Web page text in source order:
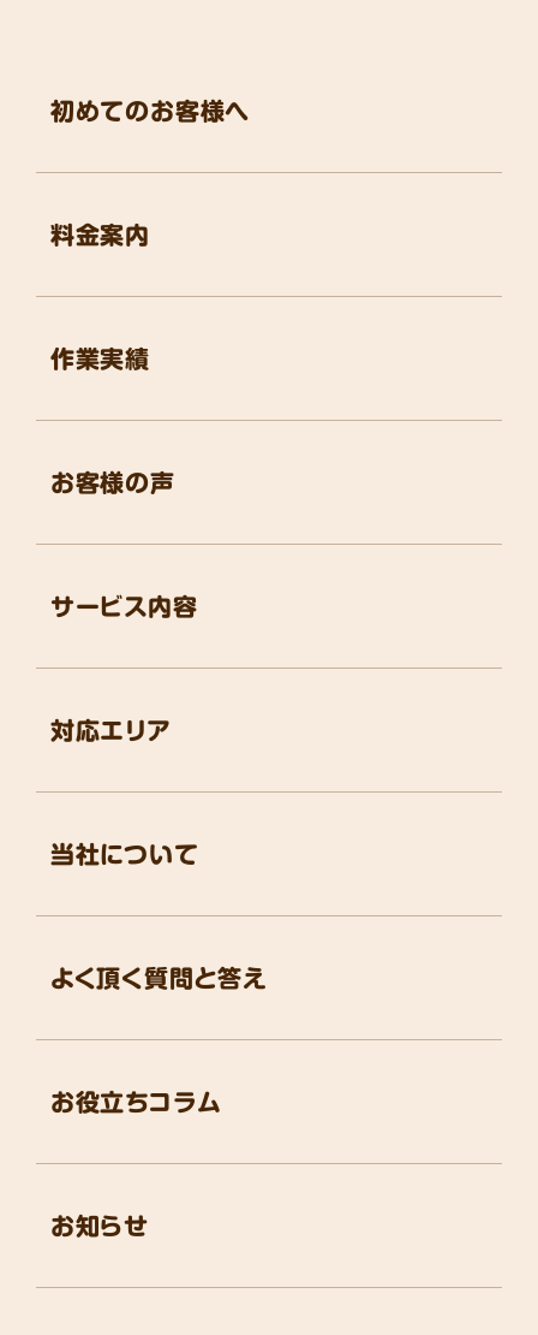
初めてのお客様へ
料金案内
作業実績
お客様の声
お役立ちコラム
よく頂く質問と答え
お知らせ
サービス内容
対応エリア
当社について